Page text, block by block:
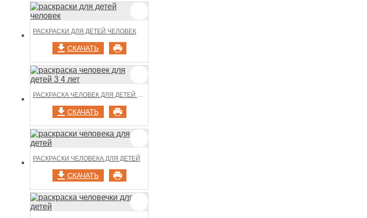
РАСКРАСКИ ДЛЯ ДЕТЕЙ ЧЕЛОВЕК
СКАЧАТЬ
РАСКРАСКА ЧЕЛОВЕК ДЛЯ ДЕТЕЙ 3 4 ЛЕТ
СКАЧАТЬ
РАСКРАСКИ ЧЕЛОВЕКА ДЛЯ ДЕТЕЙ
СКАЧАТЬ